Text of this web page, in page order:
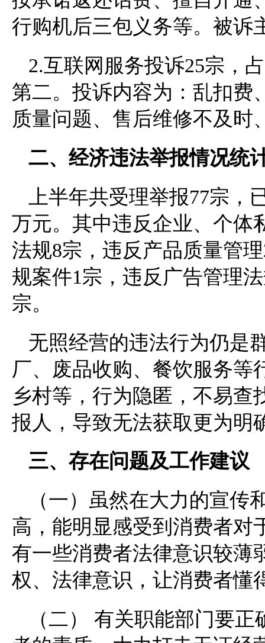
行购机后三包义务等。被诉
2.互联网服务投诉25宗，
第二。投诉内容为：乱扣费
质量问题、售后维修不及时
二、经济违法举报情况统
上半年共受理举报77宗，
万元。其中违反企业、个体
法规8宗，违反产品质量管
规案件1宗，违反广告管理
宗。
无照经营的违法行为仍是
厂、废品收购、餐饮服务等
乡村等，行为隐匿，不易查
报人，导致无法获取更为明
三、存在问题及工作建议
（一）虽然在大力的宣
高，能明显感受到消费者对
有一些消费者法律意识较薄
权、法律意识，让消费者懂
（二） 有关职能部门要